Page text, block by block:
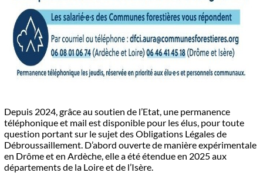
Depuis 2024, grâce au soutien de l’Etat, une permanence
téléphonique et mail est disponible pour les élus, pour toute
question portant sur le sujet des Obligations Légales de
Débroussaillement. D’abord ouverte de manière expérimentale
en Drôme et en Ardèche, elle a été étendue en 2025 aux
départements de la Loire et de l’Isère.